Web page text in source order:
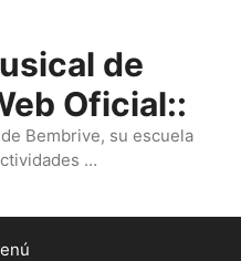
de
Oficial::
Bembrive, su escuela
…